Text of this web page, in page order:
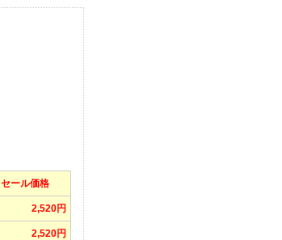
セール価格
2,520円
2,520円